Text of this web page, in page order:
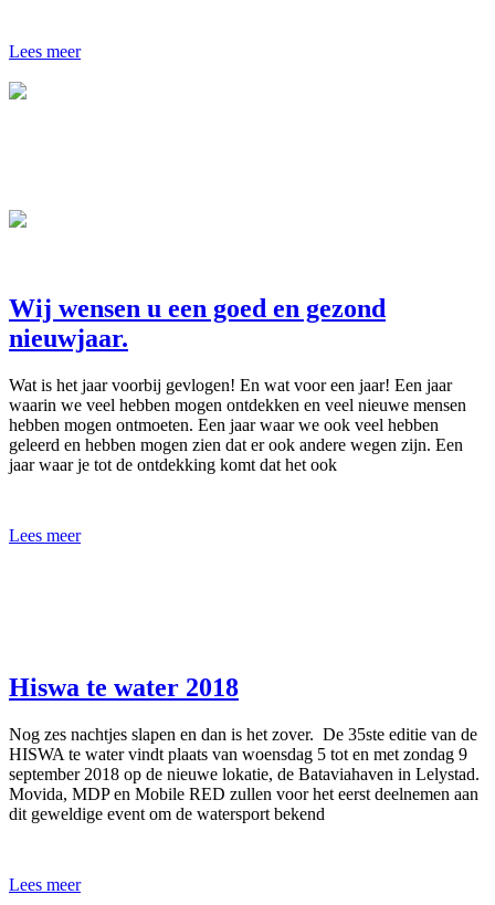
Lees meer
Wij wensen u een goed en gezond
nieuwjaar.
Wat is het jaar voorbij gevlogen! En wat voor een jaar! Een jaar
waarin we veel hebben mogen ontdekken en veel nieuwe mensen
hebben mogen ontmoeten. Een jaar waar we ook veel hebben
geleerd en hebben mogen zien dat er ook andere wegen zijn. Een
jaar waar je tot de ontdekking komt dat het ook
Lees meer
Hiswa te water 2018
Nog zes nachtjes slapen en dan is het zover. De 35ste editie van de
HISWA te water vindt plaats van woensdag 5 tot en met zondag 9
september 2018 op de nieuwe lokatie, de Bataviahaven in Lelystad.
Movida, MDP en Mobile RED zullen voor het eerst deelnemen aan
dit geweldige event om de watersport bekend
Lees meer